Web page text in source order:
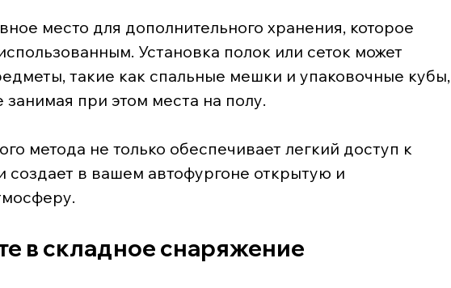
место для дополнительного хранения, которое
Установка полок или сеток может
такие как спальные мешки и упаковочные кубы,
занимая при этом места на полу.
метода не только обеспечивает легкий доступ к
в вашем автофургоне открытую и
в складное снаряжение